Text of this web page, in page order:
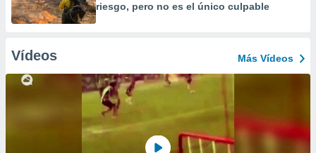
riesgo, pero no es el único culpable
Vídeos Más Vídeos